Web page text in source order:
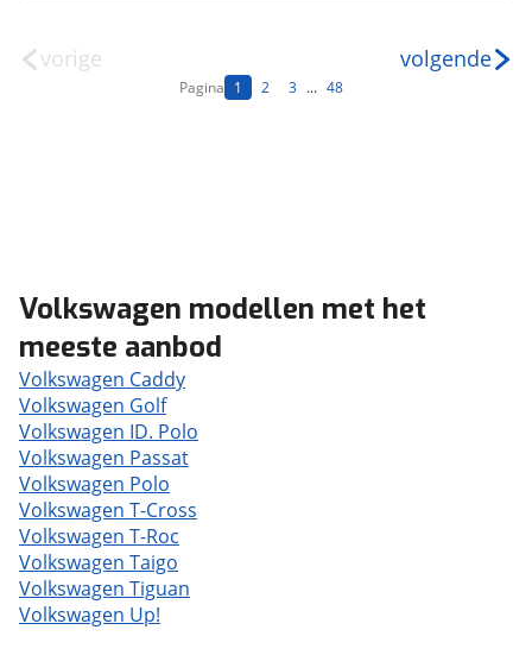
vorige
Pagina 1 2 3 ... 48
volgende
Volkswagen modellen met het
meeste aanbod
Volkswagen Caddy
Volkswagen Golf
Volkswagen ID. Polo
Volkswagen Passat
Volkswagen Polo
Volkswagen T-Cross
Volkswagen T-Roc
Volkswagen Taigo
Volkswagen Tiguan
Volkswagen Up!